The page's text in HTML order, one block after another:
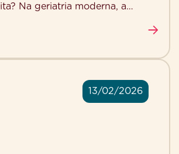
Na geriatria moderna, a
13/02/2026